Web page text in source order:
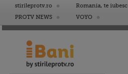
stirileprotv.ro Romania, te iubesc
PROTV NEWS
VOYO